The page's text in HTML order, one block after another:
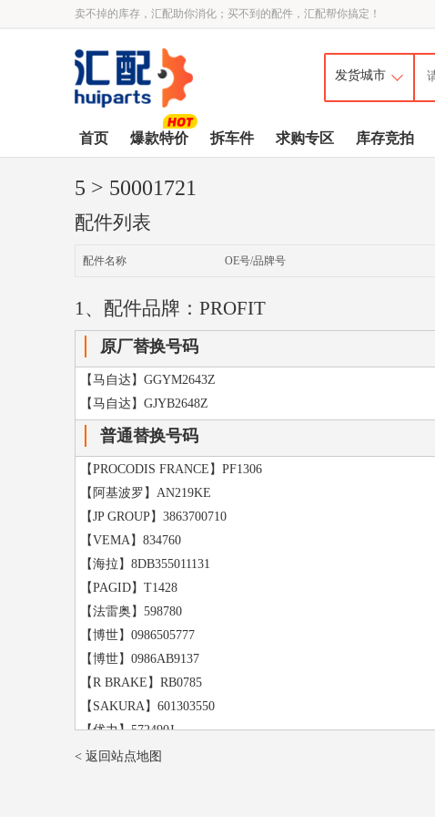
卖不掉的库存，汇配助你消化；买不到的配件，汇配帮你搞定！
首页 爆款特价 拆车件 求购专区 库存竞拍
5 > 50001721
配件列表
配件名称 OE号/品牌号
1、配件品牌：PROFIT
原厂替换号码
【马自达】GGYM2643Z
【马自达】GJYB2648Z
普通替换号码
【PROCODIS FRANCE】PF1306
【阿基波罗】AN219KE
【JP GROUP】3863700710
【VEMA】834760
【海拉】8DB355011131
【PAGID】T1428
【法雷奥】598780
【博世】0986505777
【博世】0986AB9137
【R BRAKE】RB0785
【SAKURA】601303550
【优力】572490J
【HERTH+BUSS JAKOPARTS】J3613002
< 返回站点地图